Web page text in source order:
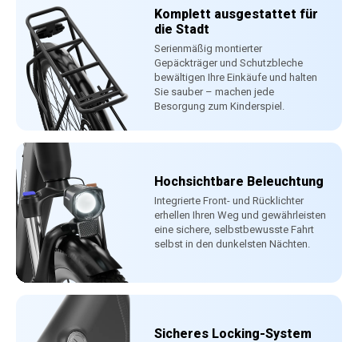
Komplett ausgestattet für
die Stadt
Serienmäßig montierter
Gepäckträger und Schutzbleche
bewältigen Ihre Einkäufe und halten
Sie sauber – machen jede
Besorgung zum Kinderspiel.
Hochsichtbare Beleuchtung
Integrierte Front- und Rücklichter
erhellen Ihren Weg und gewährleisten
eine sichere, selbstbewusste Fahrt
selbst in den dunkelsten Nächten.
Sicheres Locking-System